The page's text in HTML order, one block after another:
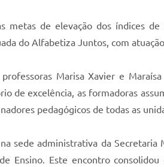
metas de elevação dos índices
do Alfabetiza Juntos, com
Marisa Xavier e
de excelência, as formadoras
pedagógicos de todas as
sede administrativa da
Ensino. Este encontro